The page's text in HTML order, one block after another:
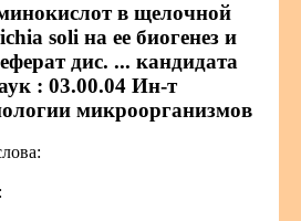
в щелочной
soli на ее биогенез и
дис. ... кандидата
: 03.00.04 Ин-т
микроорганизмов